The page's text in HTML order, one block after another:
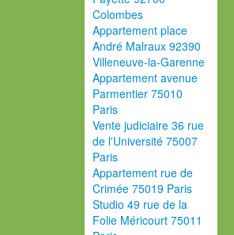
Colombes
Appartement place
André Malraux 92390
Villeneuve-la-Garenne
Appartement avenue
Parmentier 75010
Paris
Vente judiciaire 36 rue
de l'Université 75007
Paris
Appartement rue de
Crimée 75019 Paris
Studio 49 rue de la
Folie Méricourt 75011